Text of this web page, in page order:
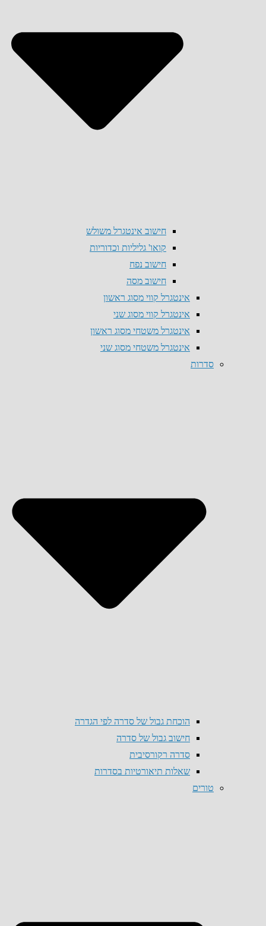
חישוב אינטגרל משולש
קואו' גליליות וכדוריות
חישוב נפח
חישוב מסה
אינטגרל קווי מסוג ראשון
אינטגרל קווי מסוג שני
אינטגרל משטחי מסוג ראשון
אינטגרל משטחי מסוג שני
סדרות
הוכחת גבול של סדרה לפי הגדרה
חישוב גבול של סדרה
סדרה רקורסיבית
שאלות תיאורטיות בסדרות
טורים